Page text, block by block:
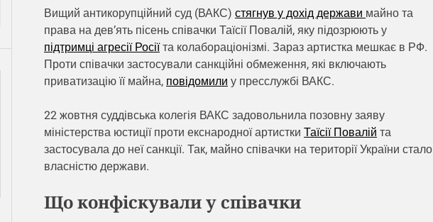
Вищий антикорупційний суд (ВАКС) стягнув у дохід державимайно та
права на дев’ять пісень співачки Таїсії Повалій, яку підозрюють у
підтримці агресії Росіїта колабораціонізмі. Зараз артистка мешкає в РФ.
Проти співачки застосували санкційні обмеження, які включають
приватизацію її майна,повідомилиу пресслужбі ВАКС.
22 жовтня суддівська колегія ВАКС задовольнила позовну заяву
міністерства юстиції проти екснародної артистки Таїсії Повалійта
застосувала до неї санкції. Так, майно співачки на території України стало
власністю держави.
Що конфіскували у співачки